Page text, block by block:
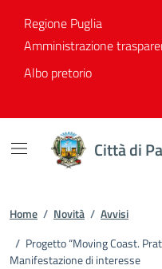
Regione Puglia
Amministrazione
Albo pretorio
Città di
Home / Novità / Avvisi
/ Progetto “Moving Coast.
Manifestazione di interesse